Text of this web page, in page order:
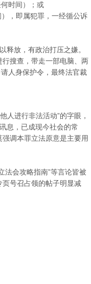
时间）；或
，即属犯罪，一经循公诉
释放，有政治打压之嫌。
搜查，带走一部电脑、两
人身保护令，最终法官裁
人进行非法活动”的字眼，
息，已成现今社会的常
调本罪立法原意是主要用
法会攻略指南”等言论皆被
页号召占领的帖子明显减